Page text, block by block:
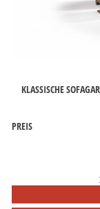
KLASSISCHE
PREIS